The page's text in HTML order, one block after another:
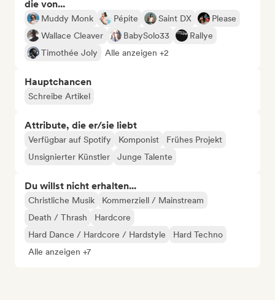
die von...
Muddy Monk Pépite Saint DX
Please
Wallace Cleaver
BabySolo33
Rallye
Timothée Joly
Alle anzeigen +2
Hauptchancen
Schreibe Artikel
Attribute, die er/sie liebt
Verfügbar auf Spotify Komponist
Frühes Projekt
Unsignierter Künstler
Junge Talente
Du willst nicht erhalten...
Christliche Musik
Kommerziell / Mainstream
Death / Thrash
Hardcore
Hard Dance / Hardcore / Hardstyle
Hard Techno
Alle anzeigen +7